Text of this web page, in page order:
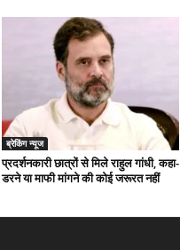
ब्रेकिंग न्यूज
प्रदर्शनकारी छात्रों से मिले राहुल गांधी, कहा-
डरने या माफी मांगने की कोई जरूरत नहीं